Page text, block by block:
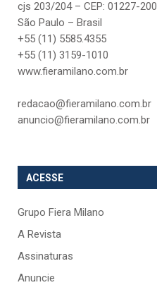
cjs 203/204 – CEP: 01227-200
São Paulo – Brasil
+55 (11) 5585.4355
+55 (11) 3159-1010
www.fieramilano.com.br
redacao@fieramilano.com.br
anuncio@fieramilano.com.br
ACESSE
Grupo Fiera Milano
A Revista
Assinaturas
Anuncie